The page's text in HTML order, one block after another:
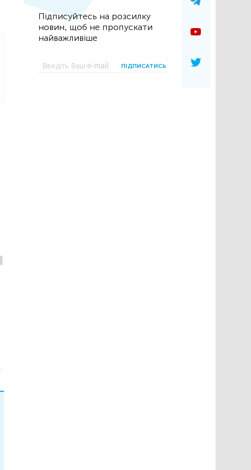
Підписуйтесь на розсилку
новин, щоб не пропускати
найважливіше
ПІДПИСАТИСЬ